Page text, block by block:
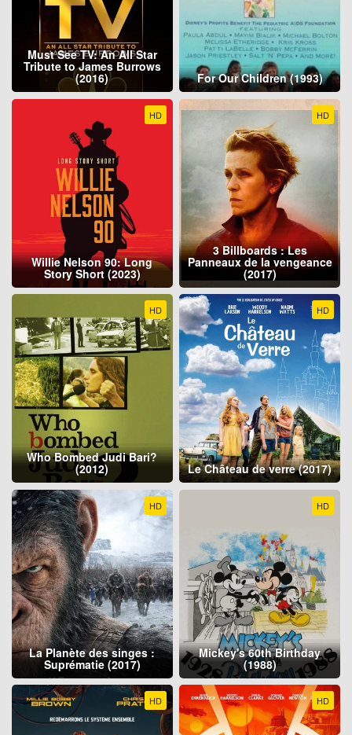
Must See TV: An All Star
Tribute to James Burrows
(2016) For Our Children (1993)
HD
Willie Nelson 90: Long
Story Short (2023)
HD
3 Billboards : Les
Panneaux de la vengeance
(2017)
HD
Who Bombed Judi Bari?
(2012)
HD
Le Château de verre (2017)
HD
La Planète des singes :
Suprématie (2017)
HD
Mickey's 60th Birthday
(1988)
HD HD